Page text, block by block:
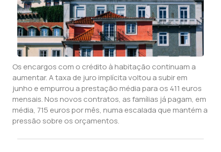
Os encargos com o crédito à habitação continuam a
aumentar. A taxa de juro implícita voltou a subir em
junho e empurrou a prestação média para os 411 euros
mensais. Nos novos contratos, as famílias já pagam, em
média, 715 euros por mês, numa escalada que mantém a
pressão sobre os orçamentos.